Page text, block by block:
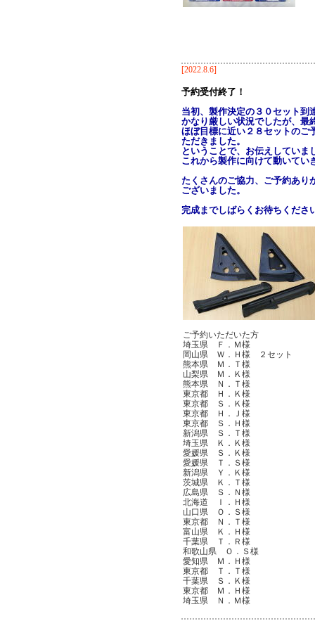
[2022.8.6]
予約受付終了！
当初、製作決定の３０セット到
かなり厳しい状況でしたが、最
ほぼ目標に近い２８セットのご
ただきました。
ということで、お伝えしていま
これから製作に向けて動いてい
たくさんのご協力、ご予約あり
ございました。
完成までしばらくお待ちくださ
ご予約いただいた方
埼玉県 Ｆ．Ｍ様
岡山県 Ｗ．Ｈ様 ２セット
熊本県 Ｍ．Ｔ様
山梨県 Ｍ．Ｋ様
熊本県 Ｎ．Ｔ様
東京都 Ｈ．Ｋ様
東京都 Ｓ．Ｋ様
東京都 Ｈ．Ｊ様
東京都 Ｓ．Ｈ様
新潟県 Ｓ．Ｔ様
埼玉県 Ｋ．Ｋ様
愛媛県 Ｓ．Ｋ様
愛媛県 Ｔ．Ｓ様
新潟県 Ｙ．Ｋ様
茨城県 Ｋ．Ｔ様
広島県 Ｓ．Ｎ様
北海道 Ｉ．Ｈ様
山口県 Ｏ．Ｓ様
東京都 Ｎ．Ｔ様
富山県 Ｋ．Ｈ様
千葉県 Ｔ．Ｒ様
和歌山県 Ｏ．Ｓ様
愛知県 Ｍ．Ｈ様
東京都 Ｔ．Ｔ様
千葉県 Ｓ．Ｋ様
東京都 Ｍ．Ｈ様
埼玉県 Ｎ．Ｍ様